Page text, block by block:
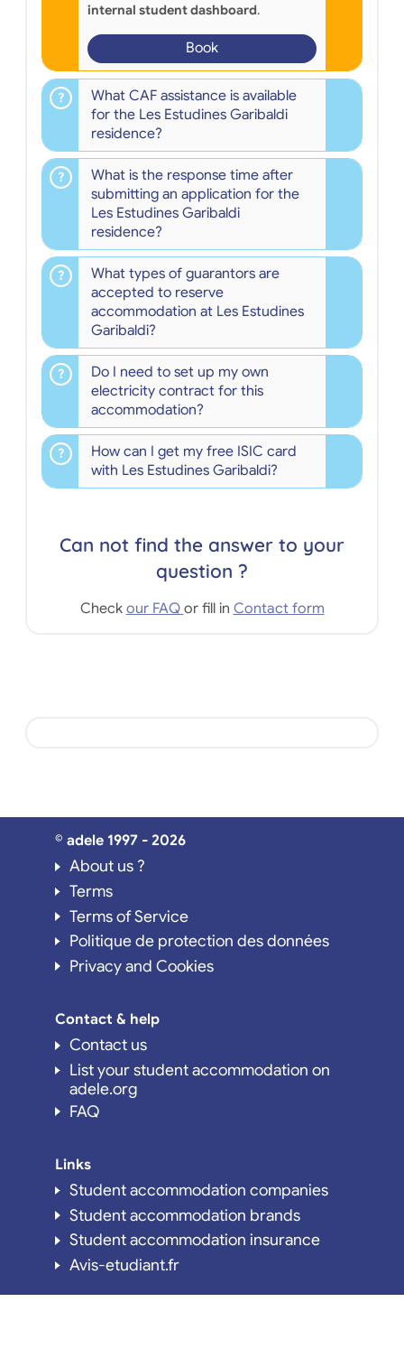
internal student dashboard.
Book
What CAF assistance is available
for the Les Estudines Garibaldi
residence?
What is the response time after
submitting an application for the
Les Estudines Garibaldi
residence?
What types of guarantors are
accepted to reserve
accommodation at Les Estudines
Garibaldi?
Do I need to set up my own
electricity contract for this
accommodation?
How can I get my free ISIC card
with Les Estudines Garibaldi?
Can not find the answer to your
question ?
Check our FAQ or fill in Contact form
© adele 1997 - 2026
About us ?
Terms
Terms of Service
Politique de protection des données
Privacy and Cookies
Contact & help
Contact us
List your student accommodation on
adele.org
FAQ
Links
Student accommodation companies
Student accommodation brands
Student accommodation insurance
Avis-etudiant.fr